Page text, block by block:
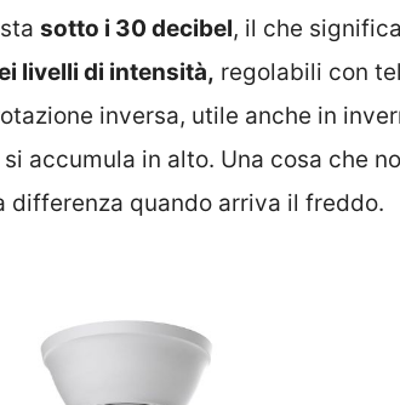
sotto i 30 decibel, il che
livelli di intensità, regolabili con
inversa, utile anche in
accumula in alto. Una cosa che
differenza quando arriva il freddo.